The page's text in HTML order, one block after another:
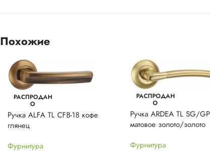
Похожие
РАСПРОДАН
О
Ручка ALFA TL CFB-18 кофе
глянец
Фурнитура
РАСПРОДАН
О
Ручка ARDEA TL SG/
матовое золото/золото
Фурнитура